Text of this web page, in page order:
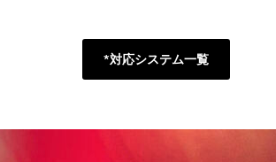
*対応システム一覧